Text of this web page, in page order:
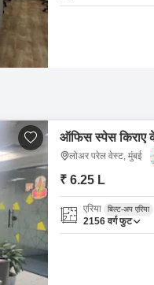
ऑफिस स्पेस किराए
लोअर परेल वेस्ट, मुंबई
₹ 6.25 L
एरिया बिल्ट-अप एरिया
2156 वर्ग फुट